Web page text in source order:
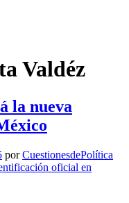
Valdéz
la nueva
porCuestionesdePolítica